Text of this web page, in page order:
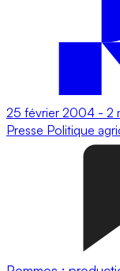
25 février 2004 - 2
Presse Politique